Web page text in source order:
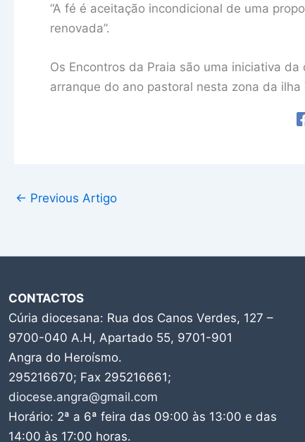
“A fé é aceitação incondicional de uma
renovada”.
Os Encontros da Praia são uma iniciativa
arranque do ano pastoral nesta zona da ilha
← Previous Artigo
CONTACTOS
Cúria diocesana: Rua dos Canos Verdes, 127 –
9700-040 A.H, Apartado 55, 9701-901
Angra do Heroísmo.
295216670; Fax 295216661;
diocese.angra@gmail.com
Horário: 2ª a 6ª feira das 09:00 às 13:00 e das
14:00 às 17:00 horas.